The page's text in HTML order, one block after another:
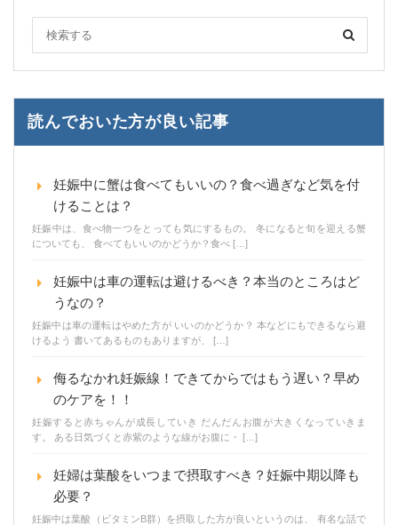
読んでおいた方が良い記事
妊娠中に蟹は食べてもいいの？食べ過ぎなど気を付
けることは？
妊娠中は、食べ物一つをとっても気にするもの。 冬になると旬を迎える蟹
についても、 食べてもいいのかどうか？食べ […]
妊娠中は車の運転は避けるべき？本当のところはど
うなの？
妊娠中は車の運転はやめた方が いいのかどうか？ 本などにもできるなら避
けるよう 書いてあるものもありますが、 […]
侮るなかれ妊娠線！できてからではもう遅い？早め
のケアを！！
妊娠すると赤ちゃんが成長していき だんだんお腹が大きくなっていきま
す。 ある日気づくと赤紫のような線がお腹に・ […]
妊婦は葉酸をいつまで摂取すべき？妊娠中期以降も
必要？
妊娠中は葉酸（ビタミンB群）を摂取した方が良いというのは、 有名な話で